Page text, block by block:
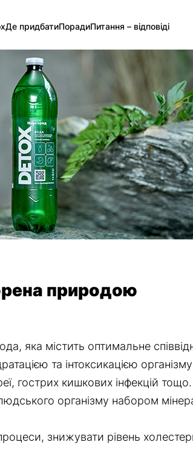
Де придбатиПорадиПитання – відповіді
природою
яка містить оптимальне
та інтоксикацією
гострих кишкових інфекцій тощо.
організму набором
знижувати рівень